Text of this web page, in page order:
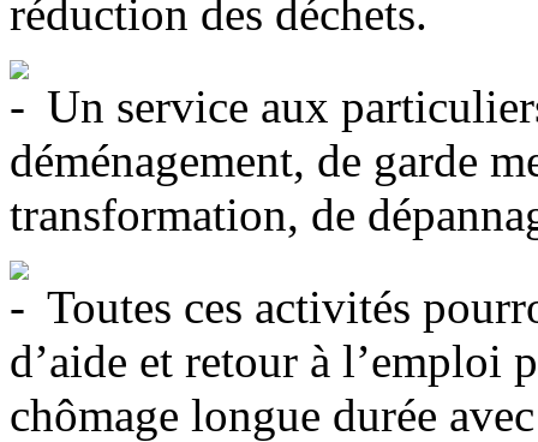
réduction des déchets.
Un service aux
déménagement, de garde
transformation, de
Toutes ces activités
d’aide et retour à l’emploi
chômage longue durée